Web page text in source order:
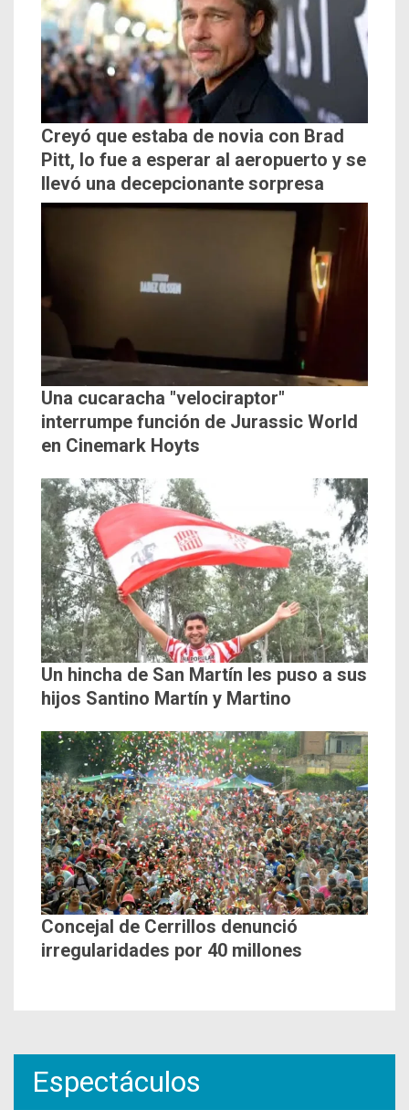
Creyó que estaba de novia con Brad
Pitt, lo fue a esperar al aeropuerto y se
llevó una decepcionante sorpresa
Una cucaracha "velociraptor"
interrumpe función de Jurassic World
en Cinemark Hoyts
Un hincha de San Martín les puso a sus
hijos Santino Martín y Martino
Concejal de Cerrillos denunció
irregularidades por 40 millones
Espectáculos